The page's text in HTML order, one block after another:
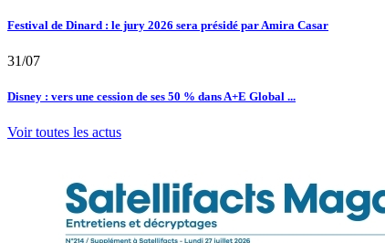
Festival de Dinard : le jury 2026 sera présidé par Amira Casar
31/07
Disney : vers une cession de ses 50 % dans A+E Global ...
Voir toutes les actus